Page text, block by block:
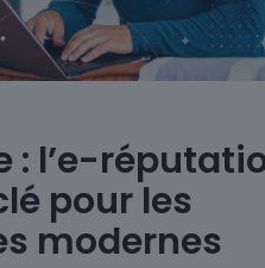
: l’e-
pour les
modernes